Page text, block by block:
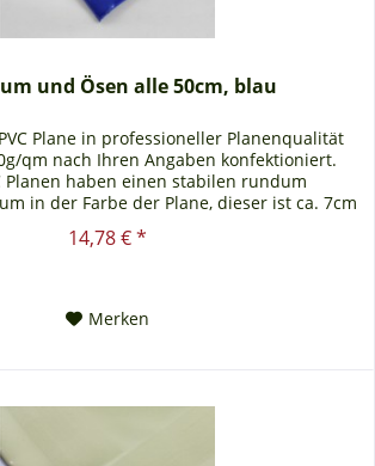
und Ösen alle 50cm, blau
Plane in professioneller Planenqualität
qm nach Ihren Angaben konfektioniert.
Planen haben einen stabilen rundum
in der Farbe der Plane, dieser ist ca. 7cm
breit. Jede PVC...
14,78 € *
Merken